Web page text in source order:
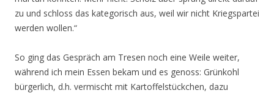
zu und schloss das kategorisch aus, weil wir nicht Kriegspartei
werden wollen.“
So ging das Gespräch am Tresen noch eine Weile weiter,
während ich mein Essen bekam und es genoss: Grünkohl
bürgerlich, d.h. vermischt mit Kartoffelstückchen, dazu